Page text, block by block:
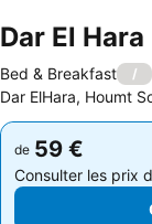
Dar El Hara
Bed & Breakfast /
Dar ElHara, Houmt
de 59 €
Consulter les prix
de 59 €
Consulter les prix